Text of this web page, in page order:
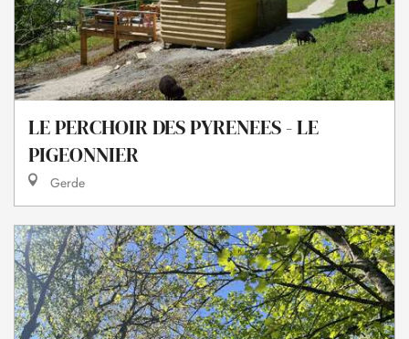
LE PERCHOIR DES PYRENEES - LE
PIGEONNIER
Gerde